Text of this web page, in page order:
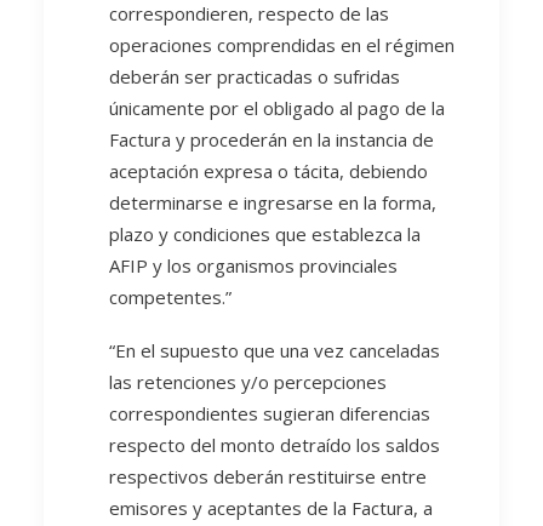
correspondieren, respecto de las
operaciones comprendidas en el régimen
deberán ser practicadas o sufridas
únicamente por el obligado al pago de la
Factura y procederán en la instancia de
aceptación expresa o tácita, debiendo
determinarse e ingresarse en la forma,
plazo y condiciones que establezca la
AFIP y los organismos provinciales
competentes.”
“En el supuesto que una vez canceladas
las retenciones y/o percepciones
correspondientes sugieran diferencias
respecto del monto detraído los saldos
respectivos deberán restituirse entre
emisores y aceptantes de la Factura, a